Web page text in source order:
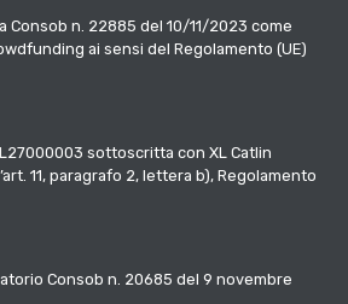
n. 22885 del 10/11/2023 come
ai sensi del Regolamento (UE)
sottoscritta con XL Catlin
11, paragrafo 2, lettera b), Regolamento
Consob n. 20685 del 9 novembre